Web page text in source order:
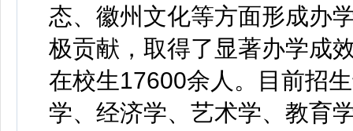
态、徽州文化等方面形成办
极贡献，取得了显著办学成
在校生17600余人。目前招
学、经济学、艺术学、教育